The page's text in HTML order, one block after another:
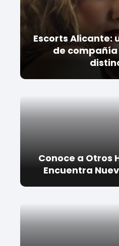
Escorts Alicante:
de
Conoce a Otros
Encuentra